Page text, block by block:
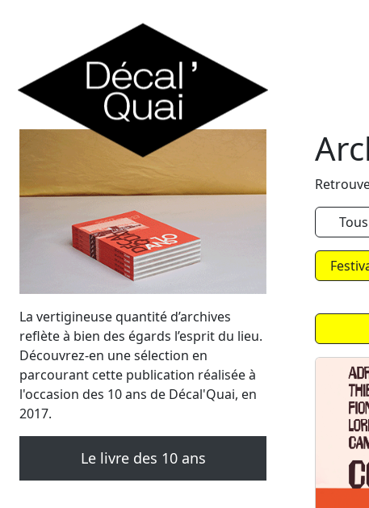
La vertigineuse quantité d’archives
reflète à bien des égards l’esprit du lieu.
Découvrez-en une sélection en
parcourant cette publication réalisée à
l'occasion des 10 ans de Décal'Quai, en
2017.
Le livre des 10 ans
Tous